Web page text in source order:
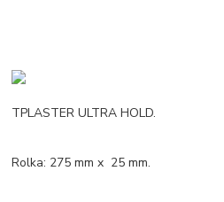
TPLASTER ULTRA HOLD.
Rolka: 275 mm x 25 mm.